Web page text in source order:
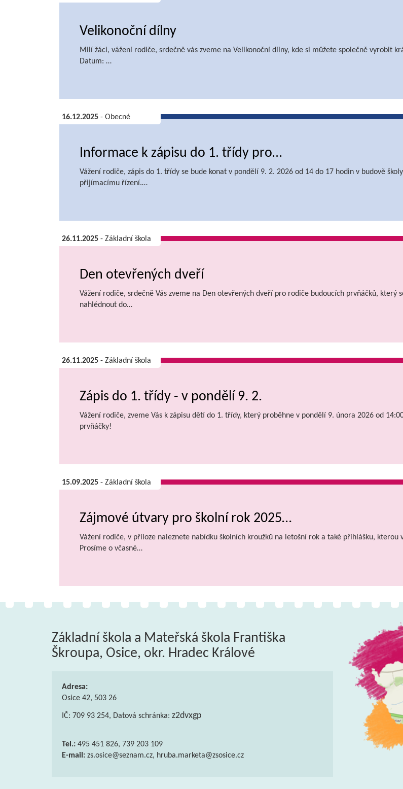
Velikonoční dílny
Milí žáci, vážení rodiče, srdečně vás zveme na Velikonoční dílny, kde si můžete společně vyrobit
Datum: …
16.12.2025 - Obecné
Informace k zápisu do 1. třídy pro…
Vážení rodiče, zápis do 1. třídy se bude konat v pondělí 9. 2. 2026 od 14 do 17 hodin v budově
přijímacímu řízení.…
26.11.2025 - Základní škola
Den otevřených dveří
Vážení rodiče, srdečně Vás zveme na Den otevřených dveří pro rodiče budoucích prvňáčků, který
nahlédnout do…
26.11.2025 - Základní škola
Zápis do 1. třídy - v pondělí 9. 2.
Vážení rodiče, zveme Vás k zápisu dětí do 1. třídy, který proběhne v pondělí 9. února 2026 od
prvňáčky!
15.09.2025 - Základní škola
Zájmové útvary pro školní rok 2025…
Vážení rodiče, v příloze naleznete nabídku školních kroužků na letošní rok a také přihlášku,
Prosíme o včasné…
Základní škola a Mateřská škola Františka
Škroupa, Osice, okr. Hradec Králové
Adresa:
Osice 42, 503 26
IČ: 709 93 254, Datová schránka: z2dvxgp
Tel.: 495 451 826, 739 203 109
E-mail: zs.osice@seznam.cz, hruba.marketa@zsosice.cz